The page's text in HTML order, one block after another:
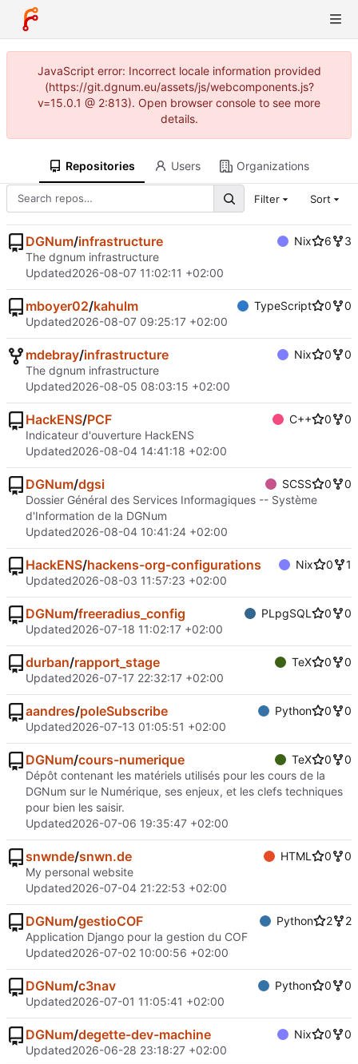
JavaScript error: Incorrect locale information provided
(https://git.dgnum.eu/assets/js/webcomponents.js?
v=15.0.1 @ 2:813). Open browser console to see more
details.
Repositories Users Organizations
Filter Sort
DGNum/infrastructure Nix 6
3
The dgnum infrastructure
Updated2026-08-07 11:02:11 +02:00
mboyer02/kahulm TypeScript 0
0
Updated2026-08-07 09:25:17 +02:00
mdebray/infrastructure Nix 0
0
The dgnum infrastructure
Updated2026-08-05 08:03:15 +02:00
HackENS/PCF C++ 0
0
Indicateur d'ouverture HackENS
Updated2026-08-04 14:41:18 +02:00
DGNum/dgsi SCSS 0
0
Dossier Général des Services Informagiques -- Système
d'Information de la DGNum
Updated2026-08-04 10:41:24 +02:00
HackENS/hackens-org-configurations Nix 0
1
Updated2026-08-03 11:57:23 +02:00
DGNum/freeradius_config PLpgSQL 0
0
Updated2026-07-18 11:02:17 +02:00
durban/rapport_stage TeX 0
0
Updated2026-07-17 22:32:17 +02:00
aandres/poleSubscribe Python 0
0
Updated2026-07-13 01:05:51 +02:00
DGNum/cours-numerique TeX 0
0
Dépôt contenant les matériels utilisés pour les cours de la
DGNum sur le Numérique, ses enjeux, et les clefs techniques
pour bien les saisir.
Updated2026-07-06 19:35:47 +02:00
snwnde/snwn.de HTML 0
0
My personal website
Updated2026-07-04 21:22:53 +02:00
DGNum/gestioCOF Python 2
2
Application Django pour la gestion du COF
Updated2026-07-02 10:00:56 +02:00
DGNum/c3nav Python 0
0
Updated2026-07-01 11:05:41 +02:00
DGNum/degette-dev-machine Nix 0
0
Updated2026-06-28 23:18:27 +02:00